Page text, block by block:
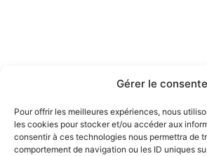
Gérer le
Pour offrir les meilleures expériences, nous
les cookies pour stocker et/ou accéder aux
consentir à ces technologies nous permettra de
comportement de navigation ou les ID uniques